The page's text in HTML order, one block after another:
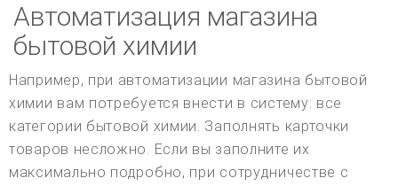
Автоматизация магазина
бытовой химии
Например, при автоматизации магазина бытовой
химии вам потребуется внести в систему: все
категории бытовой химии. Заполнять карточки
товаров несложно. Если вы заполните их
максимально подробно, при сотрудничестве с